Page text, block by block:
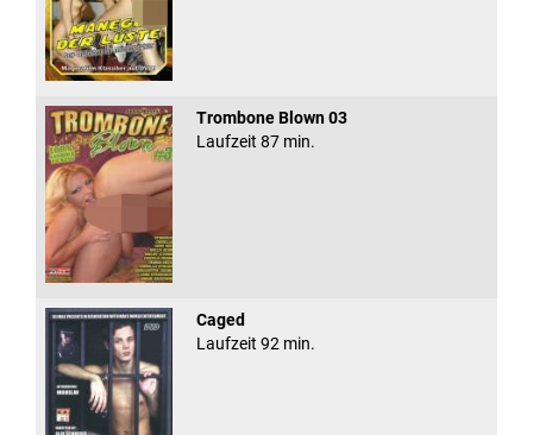
Trombone Blown 03
Laufzeit 87 min.
Caged
Laufzeit 92 min.